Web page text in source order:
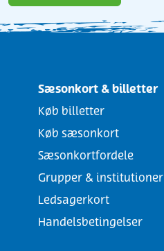
Sæsonkort & billetter
Køb billetter
Køb sæsonkort
Sæsonkortfordele
Grupper & institutioner
Ledsagerkort
Handelsbetingelser